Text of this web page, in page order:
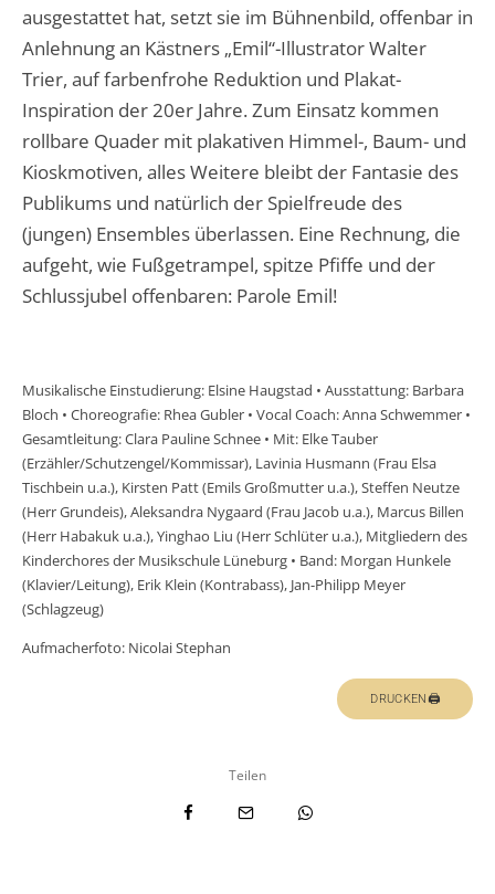
ausgestattet hat, setzt sie im Bühnenbild, offenbar in
Anlehnung an Kästners „Emil“-Illustrator Walter
Trier, auf farbenfrohe Reduktion und Plakat-
Inspiration der 20er Jahre. Zum Einsatz kommen
rollbare Quader mit plakativen Himmel-, Baum- und
Kioskmotiven, alles Weitere bleibt der Fantasie des
Publikums und natürlich der Spielfreude des
(jungen) Ensembles überlassen. Eine Rechnung, die
aufgeht, wie Fußgetrampel, spitze Pfiffe und der
Schlussjubel offenbaren: Parole Emil!
Musikalische Einstudierung: Elsine Haugstad • Ausstattung: Barbara
Bloch • Choreografie: Rhea Gubler • Vocal Coach: Anna Schwemmer •
Gesamtleitung: Clara Pauline Schnee • Mit: Elke Tauber
(Erzähler/Schutzengel/Kommissar), Lavinia Husmann (Frau Elsa
Tischbein u.a.), Kirsten Patt (Emils Großmutter u.a.), Steffen Neutze
(Herr Grundeis), Aleksandra Nygaard (Frau Jacob u.a.), Marcus Billen
(Herr Habakuk u.a.), Yinghao Liu (Herr Schlüter u.a.), Mitgliedern des
Kinderchores der Musikschule Lüneburg • Band: Morgan Hunkele
(Klavier/Leitung), Erik Klein (Kontrabass), Jan-Philipp Meyer
(Schlagzeug)
Aufmacherfoto: Nicolai Stephan
DRUCKEN🖨
Teilen